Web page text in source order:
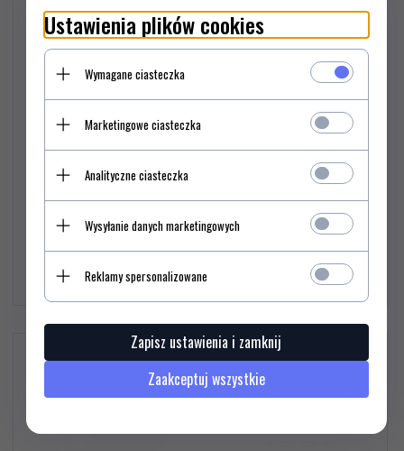
65,00PLN*
Opinel Nóż Mountain Sport Ski 08 002188
Ustawienia plików cookies
Wymagane ciasteczka
Marketingowe ciasteczka
Analityczne ciasteczka
Wysyłanie danych marketingowych
Reklamy spersonalizowane
Zapisz ustawienia i zamknij
Zaakceptuj wszystkie